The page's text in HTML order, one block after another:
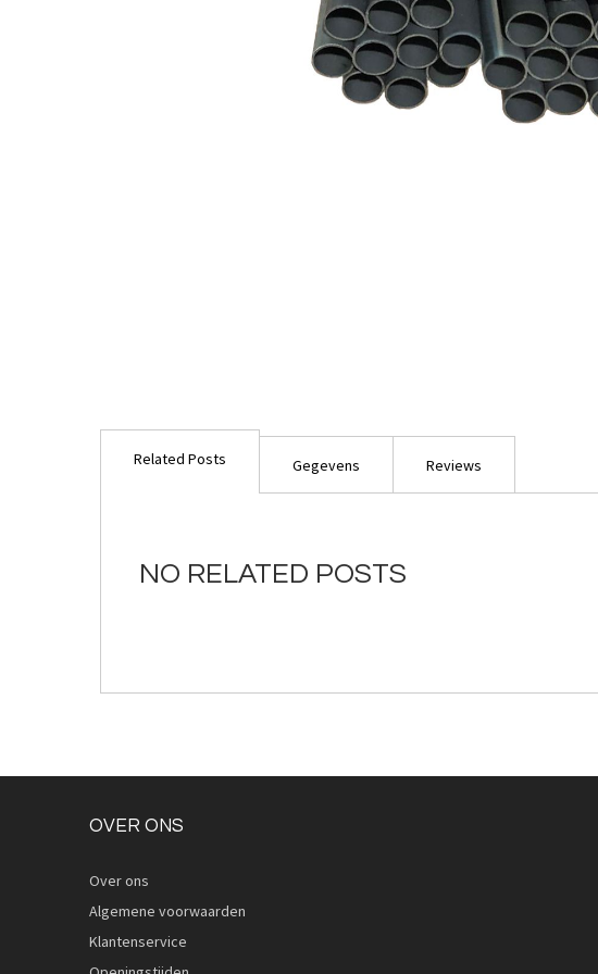
Related Posts
NO RELATED POSTS
Gegevens Reviews
OVER ONS
Over ons
Algemene voorwaarden
Klantenservice